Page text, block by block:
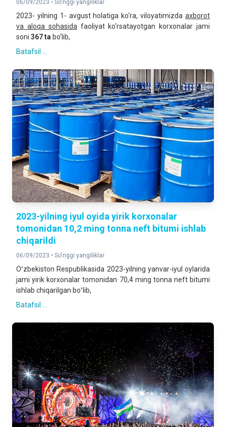
06/09/2023 • So'nggi yangiliklar
2023- yilning 1- avgust holatiga ko‘ra, viloyatimizda axborot
va aloqa sohasida faoliyat ko‘rsatayotgan korxonalar jami
soni 367 ta bo‘lib,
Batafsil ...
2023-yilning iyul oyida yirik korxonalar
tomonidan 10,2 ming tonna neft bitumi ishlab
chiqarildi
06/09/2023 • So'nggi yangiliklar
Oʻzbekiston Respublikasida 2023-yilning yanvar-iyul oylarida
jami yirik korxonalar tomonidan 70,4 ming tonna neft bitumi
ishlab chiqarilgan boʻlib,
Batafsil ...